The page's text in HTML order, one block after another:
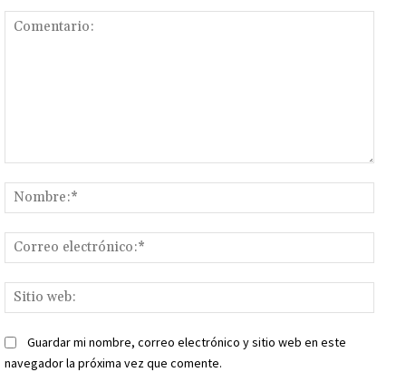
web:
Guardar mi nombre, correo electrónico y sitio web en este
navegador la próxima vez que comente.